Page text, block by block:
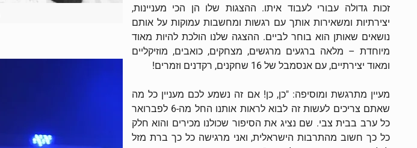
זכות גדולה עבורי לעבוד איתו. ההצגות שלו הן הכי מעניינות,
יצירתיות ומשאירות אותך עם רגשות ומחשבות עמוקות על אותם
נושאים שאותן הוא בוחר לביים. ההצגה שלנו הולכת להיות מאוד
מיוחדת – מלאה ברגעים מרגשים, מצחקים, כואבים, מוזיקליים
ומאוד יצירתיים, עם אנסמבל של 16 שחקנים, רקדנים וזמרים!
מעיין מתרגשת ומוסיפה: "כן, כן! אם זה נשמע לכם מעניין כל מה
שאתם צריכים לעשות זה לבוא לראות אותנו החל מה-6 לפברואר
כל ערב בבית צבי. שם נציג את הסיפור שכולנו מכירים והוא חלק
כל כך חשוב מהתרבות הישראלית, ואני מרגישה כל כך ברת מזל